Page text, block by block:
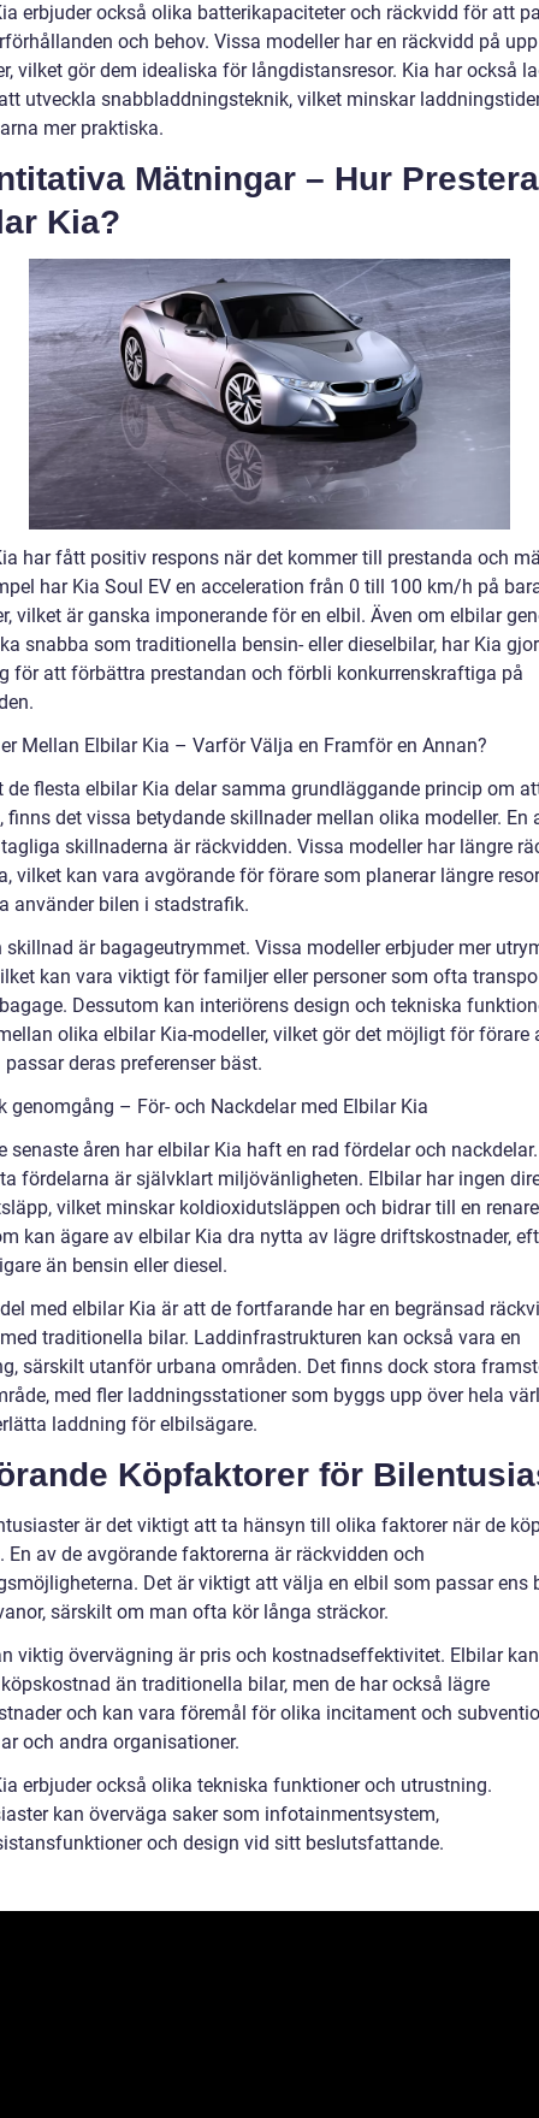
erbjuder också olika batterikapaciteter och räckvidd för att
och behov. Vissa modeller har en räckvidd på
vilket gör dem idealiska för långdistansresor. Kia har också
utveckla snabbladdningsteknik, vilket minskar
mer praktiska.
Mätningar – Hur
Kia?
har fått positiv respons när det kommer till prestanda och
har Kia Soul EV en acceleration från 0 till 100 km/h på
vilket är ganska imponerande för en elbil. Även om elbilar
snabba som traditionella bensin- eller dieselbilar, har Kia
för att förbättra prestandan och förbli konkurrenskraftiga på
Mellan Elbilar Kia – Varför Välja en Framför en Annan?
de flesta elbilar Kia delar samma grundläggande princip om
finns det vissa betydande skillnader mellan olika modeller. En
skillnaderna är räckvidden. Vissa modeller har längre
vilket kan vara avgörande för förare som planerar längre
använder bilen i stadstrafik.
skillnad är bagageutrymmet. Vissa modeller erbjuder mer
kan vara viktigt för familjer eller personer som ofta
Dessutom kan interiörens design och tekniska
olika elbilar Kia-modeller, vilket gör det möjligt för förare
deras preferenser bäst.
genomgång – För- och Nackdelar med Elbilar Kia
senaste åren har elbilar Kia haft en rad fördelar och
fördelarna är självklart miljövänligheten. Elbilar har ingen
vilket minskar koldioxidutsläppen och bidrar till en
kan ägare av elbilar Kia dra nytta av lägre driftskostnader,
än bensin eller diesel.
med elbilar Kia är att de fortfarande har en begränsad
traditionella bilar. Laddinfrastrukturen kan också vara en
särskilt utanför urbana områden. Det finns dock stora
med fler laddningsstationer som byggs upp över hela
laddning för elbilsägare.
Köpfaktorer för
är det viktigt att ta hänsyn till olika faktorer när de
En av de avgörande faktorerna är räckvidden och
Det är viktigt att välja en elbil som passar ens
särskilt om man ofta kör långa sträckor.
viktig övervägning är pris och kostnadseffektivitet. Elbilar
än traditionella bilar, men de har också lägre
och kan vara föremål för olika incitament och
och andra organisationer.
erbjuder också olika tekniska funktioner och utrustning.
kan överväga saker som infotainmentsystem,
och design vid sitt beslutsfattande.